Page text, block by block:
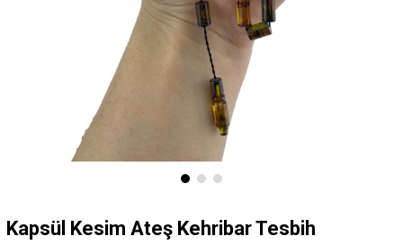
Kapsül Kesim Ateş Kehribar Tesbih